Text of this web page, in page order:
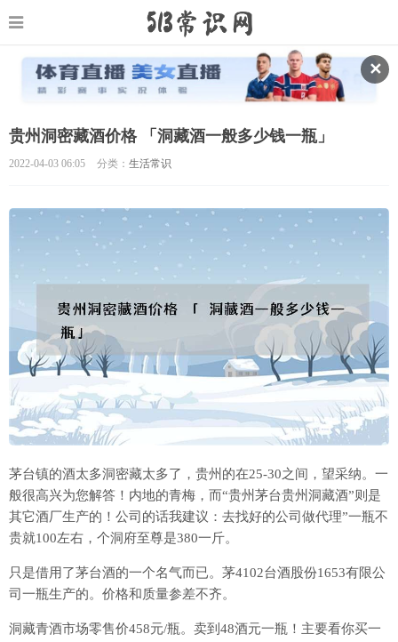
✕
贵州洞密藏酒价格 「洞藏酒一般多少钱一瓶」
2022-04-03 06:05 分类： 生活常识
茅台镇的酒太多洞密藏太多了，贵州的在25-30之间，望采纳。一
般很高兴为您解答！内地的青梅，而“贵州茅台贵州洞藏酒”则是
其它酒厂生产的！公司的话我建议：去找好的公司做代理”一瓶不
贵就100左右，个洞府至尊是380一斤。
只是借用了茅台酒的一个名气而已。茅4102台酒股份1653有限公
司一瓶生产的。价格和质量参差不齐。
洞藏青酒市场零售价458元/瓶。卖到48酒元一瓶！主要看你买一